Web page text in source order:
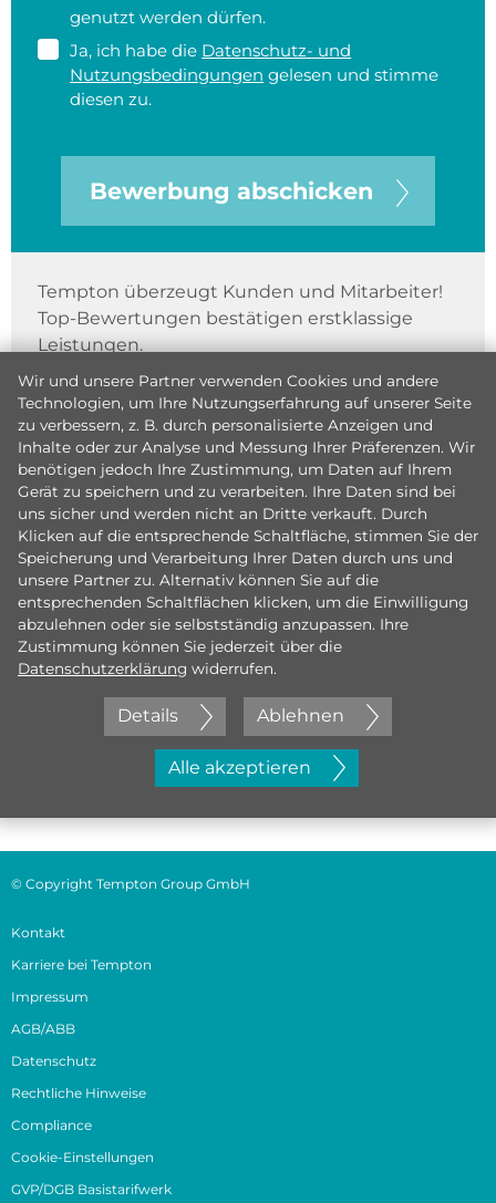
genutzt werden dürfen.
Ja, ich habe die Datenschutz- und
Nutzungsbedingungen gelesen und stimme
diesen zu.
Bewerbung abschicken
Tempton überzeugt Kunden und Mitarbeiter!
Top-Bewertungen bestätigen erstklassige
Leistungen.
Jetzt initiativ bewerben
Wir und unsere Partner verwenden Cookies und andere
Technologien, um Ihre Nutzungserfahrung auf unserer Seite
zu verbessern, z. B. durch personalisierte Anzeigen und
Inhalte oder zur Analyse und Messung Ihrer Präferenzen. Wir
benötigen jedoch Ihre Zustimmung, um Daten auf Ihrem
Gerät zu speichern und zu verarbeiten. Ihre Daten sind bei
uns sicher und werden nicht an Dritte verkauft. Durch
Klicken auf die entsprechende Schaltfläche, stimmen Sie der
Speicherung und Verarbeitung Ihrer Daten durch uns und
unsere Partner zu. Alternativ können Sie auf die
entsprechenden Schaltflächen klicken, um die Einwilligung
abzulehnen oder sie selbstständig anzupassen. Ihre
Zustimmung können Sie jederzeit über die
Datenschutzerklärung widerrufen.
Details Ablehnen
Alle akzeptieren
© Copyright Tempton Group GmbH
Kontakt
Karriere bei Tempton
Impressum
AGB/ABB
Datenschutz
Rechtliche Hinweise
Compliance
Cookie-Einstellungen
GVP/DGB Basistarifwerk